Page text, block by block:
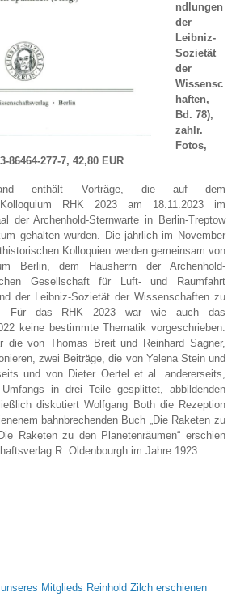
ndlungen
der
Leibniz-
Sozietät
der
Wissensc
haften,
Bd. 78),
zahlr.
Fotos,
86464-277-7, 42,80 EUR
enthält Vorträge, die auf dem
Kolloquium RHK 2023 am 18.11.2023 im
der Archenhold-Sternwarte in Berlin-Treptow
gehalten wurden. Die jährlich im November
Kolloquien werden gemeinsam von
Berlin, dem Hausherrn der Archenhold-
Gesellschaft für Luft- und Raumfahrt
der Leibniz-Sozietät der Wissenschaften zu
Für das RHK 2023 war wie auch das
keine bestimmte Thematik vorgeschrieben.
die von Thomas Breit und Reinhard Sagner,
zwei Beiträge, die von Yelena Stein und
und von Dieter Oertel et al. andererseits,
in drei Teile gesplittet, abbildenden
diskutiert Wolfgang Both die Rezeption
bahnbrechenden Buch „Die Raketen zu
Raketen zu den Planetenräumen“ erschien
R. Oldenbourgh im Jahre 1923.
Mitglieds Reinhold Zilch erschienen